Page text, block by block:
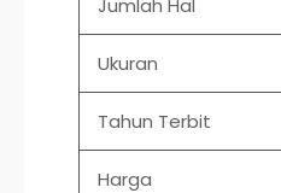
Ukuran
Tahun Terbit
Harga